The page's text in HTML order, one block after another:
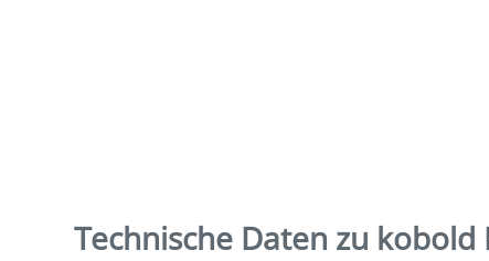
Technische Daten zu kobold